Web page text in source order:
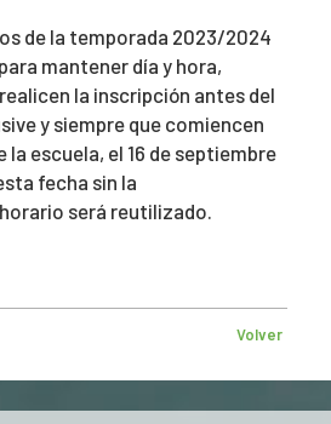
de la temporada 2023/2024
mantener día y hora,
la inscripción antes del
y siempre que comiencen
la escuela, el 16 de septiembre
fecha sin la
será reutilizado.
Volver